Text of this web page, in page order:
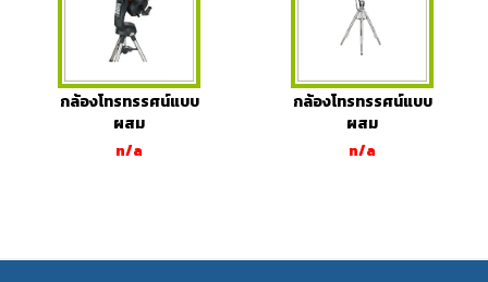
กล้องโทรทรรศน์แบบ
ผสม
n/a
กล้องโทรทรรศน์แบบ
ผสม
n/a